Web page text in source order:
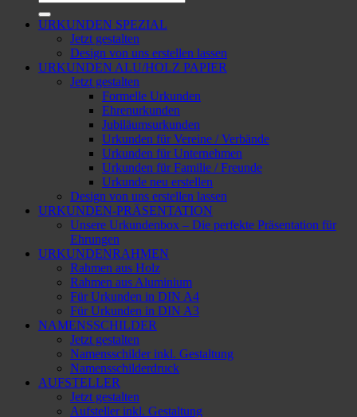
nach:
URKUNDEN SPEZIAL
Jetzt gestalten
Design von uns erstellen lassen
URKUNDEN ALU/HOLZ PAPIER
Jetzt gestalten
Formelle Urkunden
Ehrenurkunden
Jubiläumsurkunden
Urkunden für Vereine / Verbände
Urkunden für Unternehmen
Urkunden für Familie / Freunde
Urkunde neu erstellen
Design von uns erstellen lassen
URKUNDEN-PRÄSENTATION
Unsere Urkundenbox – Die perfekte Präsentation für
Ehrungen
URKUNDENRAHMEN
Rahmen aus Holz
Rahmen aus Aluminium
Für Urkunden in DIN A4
Für Urkunden in DIN A3
NAMENSSCHILDER
Jetzt gestalten
Namensschilder inkl. Gestaltung
Namensschilderdruck
AUFSTELLER
Jetzt gestalten
Aufsteller inkl. Gestaltung